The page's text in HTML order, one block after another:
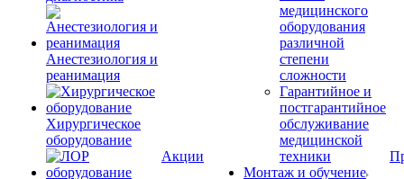
Анестезиология и
реанимация
Хирургическое
оборудование
Акции
медицинского
оборудования
различной
степени
сложности
Гарантийное и
постгарантийное
обслуживание
медицинской
техники
Монтаж и обучение